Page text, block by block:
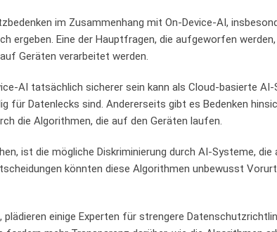
im Zusammenhang mit On-Device-AI,
ergeben. Eine der Hauptfragen, die‍ aufgeworfen⁤
Geräten ​verarbeitet werden.
AI tatsächlich sicherer sein ⁢kann als ⁣Cloud-basierte
für Datenlecks sind. ‍Andererseits gibt es ⁣Bedenken
die Algorithmen, die auf den⁤ Geräten laufen.
ist ⁤die mögliche​ Diskriminierung durch AI-Systeme,
könnten diese Algorithmen unbewusst​
einige Experten⁢ für strengere